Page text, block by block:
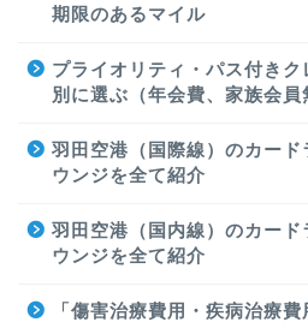
期限のあるマイル
プライオリティ・パス付き
別に選ぶ（年会費、家族会員
羽田空港（国際線）のカード
ウンジを全て紹介
羽田空港（国内線）のカード
ウンジを全て紹介
「傷害治療費用・疾病治療